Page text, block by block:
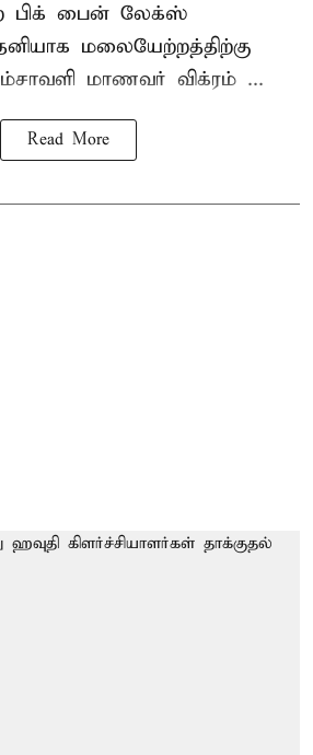
பிக் பைன் லேக்ஸ்
மலையேற்றத்திற்கு
மாணவர் விக்ரம் ...
Read More